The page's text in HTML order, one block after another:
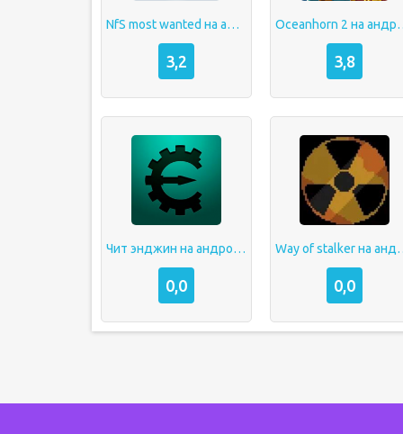
NfS most wanted на андроид
3,2 3,8
Чит энджин на андроид
0,0
Way of
0,0